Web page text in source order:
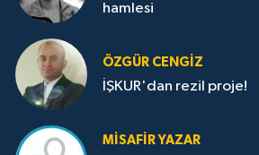
hamlesi
ÖZGÜR CENGIZ
İŞKUR'dan rezil proje!
MISAFIR YAZAR